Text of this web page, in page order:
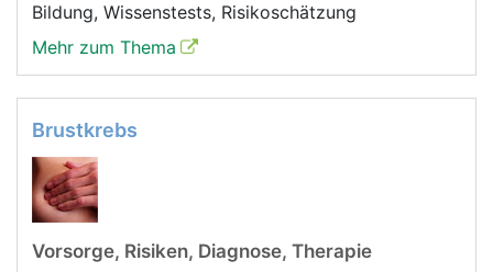
Bildung, Wissenstests, Risikoschätzung
Mehr zum Thema
Brustkrebs
Vorsorge, Risiken, Diagnose, Therapie